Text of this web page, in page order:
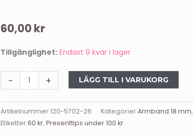
60,00 kr
Tillgänglighet: Endast 9 kvar i lager
-
Cerise
mängd
+ LÄGG TILL I VARUKORG
Artikelnummer120-5702-26 KategorierArmband 18 mm,
Etiketter60 kr, Presenttips under 100 kr